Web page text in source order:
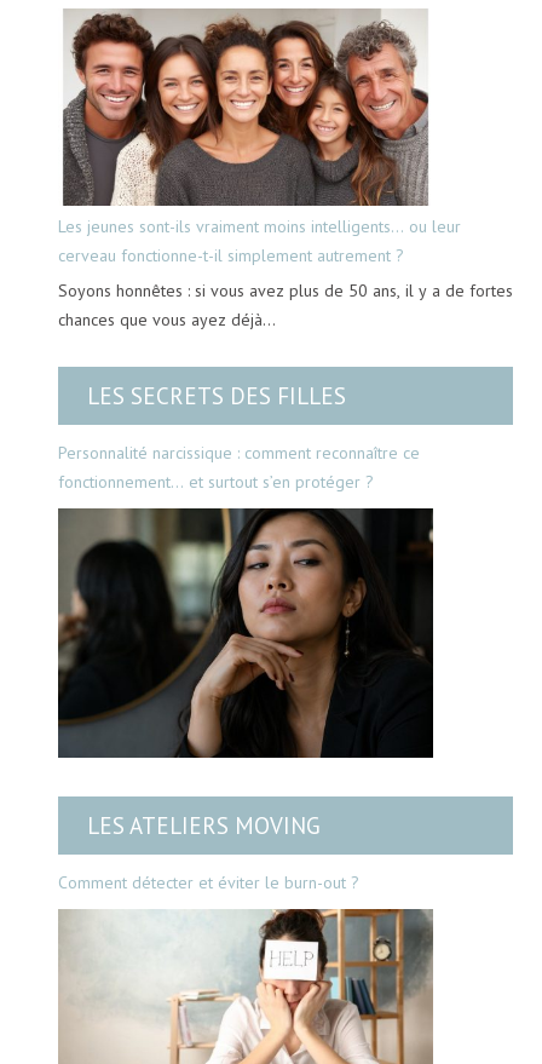
Les jeunes sont-ils vraiment moins intelligents… ou leur
cerveau fonctionne-t-il simplement autrement ?
Soyons honnêtes : si vous avez plus de 50 ans, il y a de fortes
chances que vous ayez déjà…
LES SECRETS DES FILLES
Personnalité narcissique : comment reconnaître ce
fonctionnement… et surtout s’en protéger ?
LES ATELIERS MOVING
Comment détecter et éviter le burn-out ?